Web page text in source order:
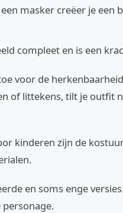
masker creëer je een
compleet en is een
voor de
of littekens, tilt je outfit
kinderen zijn de
en soms enge